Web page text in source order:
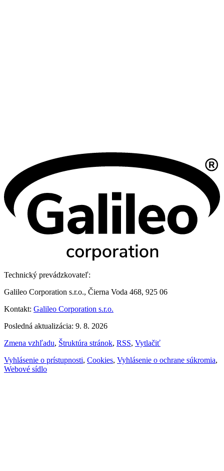
Technický prevádzkovateľ:
Galileo Corporation s.r.o., Čierna Voda 468, 925 06
Kontakt: Galileo Corporation s.r.o.
Posledná aktualizácia: 9. 8. 2026
Zmena vzhľadu, Štruktúra stránok, RSS, Vytlačiť
Vyhlásenie o prístupnosti, Cookies, Vyhlásenie o ochrane súkromia,
Webové sídlo